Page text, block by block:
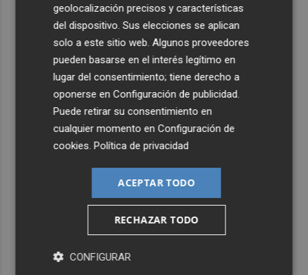
geolocalización precisos y características
del dispositivo. Sus elecciones se aplican
solo a este sitio web. Algunos proveedores
pueden basarse en el interés legítimo en
lugar del consentimiento; tiene derecho a
oponerse enConfiguración de publicidad
Puede retirar su consentimiento en
cualquier momento enConfiguración de
cookies .Política de privacidad
ACEPTAR TODO
RECHAZAR TODO
CONFIGURAR